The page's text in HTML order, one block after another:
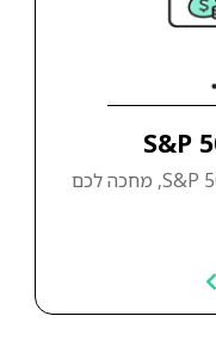
המדריך המלא לאיך להשקיע ב- S&P 500, מחכה לכם